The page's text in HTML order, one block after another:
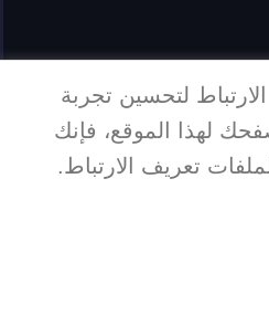
لتحسين تجربة
لهذا الموقع، فإنك
تعريف الارتباط.